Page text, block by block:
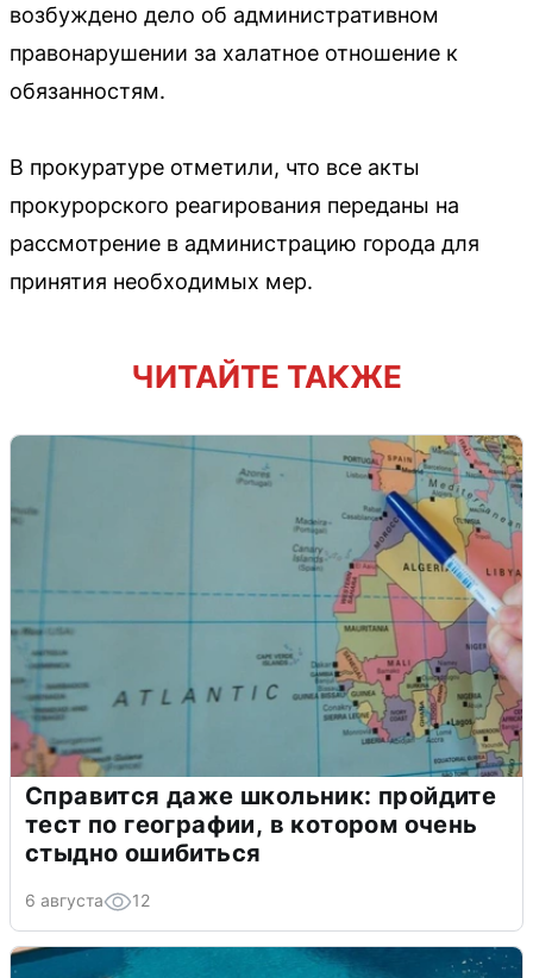
возбуждено дело об административном
правонарушении за халатное отношение к
обязанностям.
В прокуратуре отметили, что все акты
прокурорского реагирования переданы на
рассмотрение в администрацию города для
принятия необходимых мер.
ЧИТАЙТЕ ТАКЖЕ
Справится даже школьник: пройдите
тест по географии, в котором очень
стыдно ошибиться
6 августа 12